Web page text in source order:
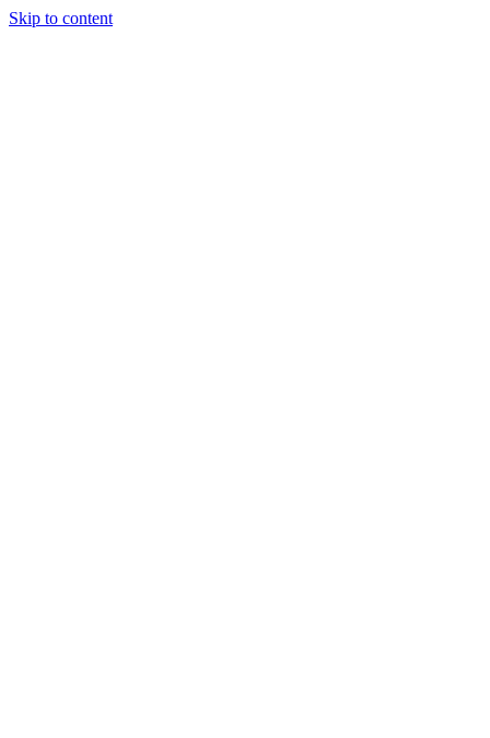
Skip to content